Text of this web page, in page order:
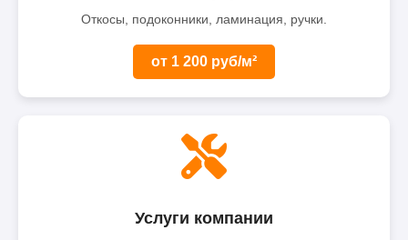
Откосы, подоконники, ламинация, ручки.
от 1 200 руб/м²
Услуги компании